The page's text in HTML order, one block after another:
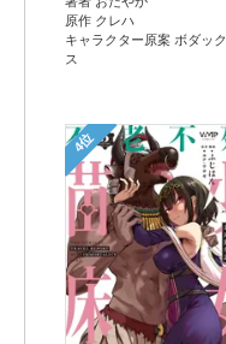
原作 クレハ
キャラクター原案 ボダック
ス
4位